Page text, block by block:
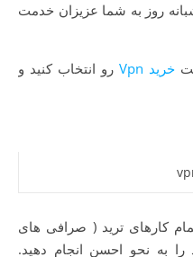
روز به شما عزیزان خدمت
خرید Vpn
رو انتخاب کنید و
کارهای ترید ( صرافی های
به نحو احسن انجام دهید.